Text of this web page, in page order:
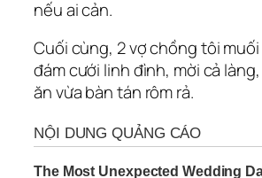
nếu ai cản.
Cuối cùng, 2 vợ chồng tôi
đám cưới linh đình, mời cả
ăn vừa bàn tán rôm rả.